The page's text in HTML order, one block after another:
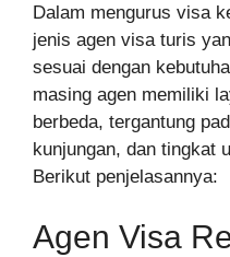
Dalam mengurus visa
jenis agen visa turis
sesuai dengan
masing agen memiliki
berbeda, tergantung
kunjungan, dan tingkat
Berikut penjelasannya:
Agen Visa